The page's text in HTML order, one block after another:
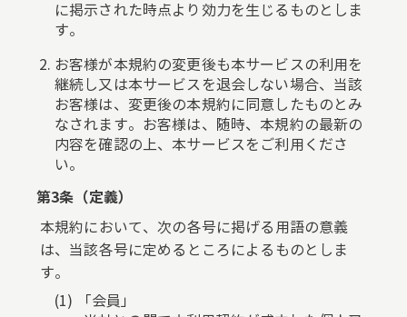
に掲示された時点より効力を生じるものとしま
す。
お客様が本規約の変更後も本サービスの利用を
継続し又は本サービスを退会しない場合、当該
お客様は、変更後の本規約に同意したものとみ
なされます。お客様は、随時、本規約の最新の
内容を確認の上、本サービスをご利用くださ
い。
第3条（定義）
本規約において、次の各号に掲げる用語の意義
は、当該各号に定めるところによるものとしま
す。
「会員」